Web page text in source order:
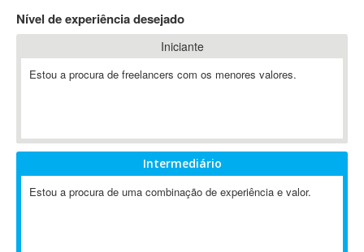
802.11
A-GPS
ABAP
Abaqus
ABBYY FineReader
Nível de experiência desejado
Iniciante
Estou a procura de freelancers com os menores valores.
Intermediário
Estou a procura de uma combinação de experiência e valor.